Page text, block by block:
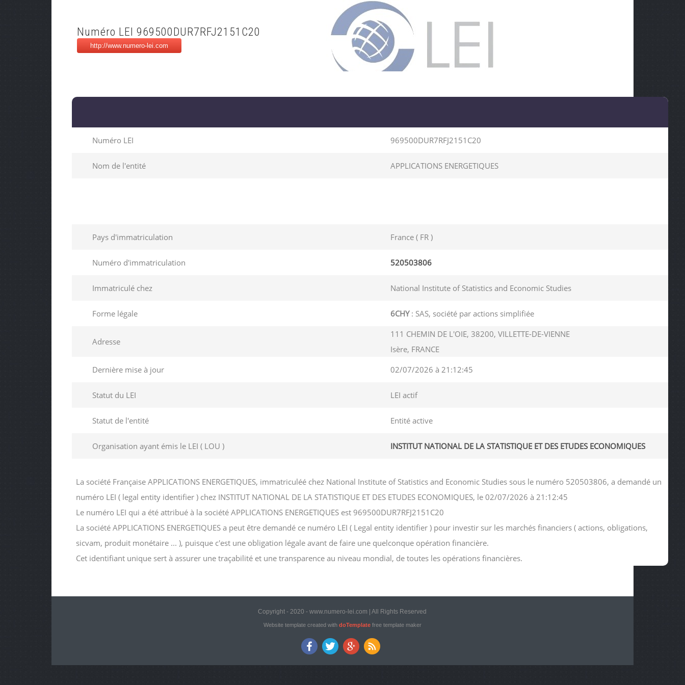
Numéro LEI 969500DUR7RFJ2151C20
Numéro LEI 969500DUR7RFJ2151C20
Nom de l'entité APPLICATIONS ENERGETIQUES
Pays d'immatriculation France ( FR )
Numéro d'immatriculation 520503806
Immatriculé chez National Institute of Statistics and Economic Studies
Forme légale 6CHY: SAS, société par actions simplifiée
Adresse
111 CHEMIN DE L'OIE, 38200, VILLETTE-DE-VIENNE
Isère, FRANCE
Dernière mise à jour
02/07/2026 à 21:12:45
Statut du LEI LEI actif
Statut de l'entité Entité active
Organisation ayant émis le LEI ( LOU ) INSTITUT NATIONAL DE LA STATISTIQUE ET DES ETUDES ECONOMIQUES
La société Française APPLICATIONS ENERGETIQUES, immatriculéé chez National Institute of Statistics and Economic Studies sous le numéro 520503806, a demandé un
numéro LEI ( legal entity identifier ) chez INSTITUT NATIONAL DE LA STATISTIQUE ET DES ETUDES ECONOMIQUES, le 02/07/2026 à 21:12:45
Le numéro LEI qui a été attribué à la société APPLICATIONS ENERGETIQUES est 969500DUR7RFJ2151C20
La société APPLICATIONS ENERGETIQUES a peut être demandé ce numéro LEI ( Legal entity identifier ) pour investir sur les marchés financiers ( actions, obligations,
sicvam, produit monétaire ... ), puisque c'est une obligation légale avant de faire une quelconque opération financière.
Cet identifiant unique sert à assurer une traçabilité et une transparence au niveau mondial, de toutes les opérations financières.
Copyright - 2020 - www.numero-lei.com | All Rights Reserved
Website template created with doTemplatefree template maker